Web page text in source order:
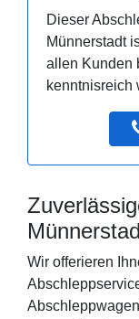
Dieser
Münnerstadt
allen Kunden
kenntnisreich
Wir offerieren